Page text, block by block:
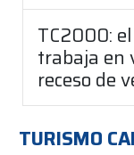
TC2000:
trabaja en
receso de
TURISMO